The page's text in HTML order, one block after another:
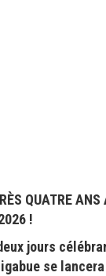
QUATRE
!
jours
se